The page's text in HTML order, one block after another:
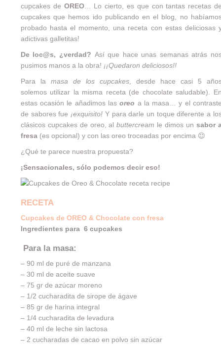
cupcakes de OREO… Lo cierto, es que con tantas recetas
cupcakes que hemos ido publicando en el blog, no
probado hasta el momento, una receta con estas deliciosas
adictivas galletitas!
De loc@s, ¿verdad? Así que hace unas semanas atrás
pusimos manos a la obra! ¡¡Quedaron deliciosos!!
Para la masa de los cupcakes, desde hace casi 5
solemos utilizar la misma receta (de chocolate saludable).
estas ocasión le añadimos lasoreo a la masa… y el
de sabores fue ¡exquisito! Y para darle un toque diferente a
clásicos cupcakes de oreo, albuttercream le dimos un sabor
fresa(es opcional) y con las oreo troceadas por encima 😉
¿Qué te parece nuestra propuesta?
¡Sensacionales, sólo podemos decir eso!
RECETA
Cupcakes de OREO & Chocolate con fresa
Ingredientes para 6 cupcakes
Para la masa:
– 90 ml de puré de manzana
– 30 ml de aceite suave
– 75 gr de azúcar moreno
– 1/2 cucharadita de sirope de ágave
– 85 gr de harina integral
– 1/4 cucharadita de levadura
– 40 ml de leche sin lactosa
– 2 cucharadas de cacao en polvo sin azúcar